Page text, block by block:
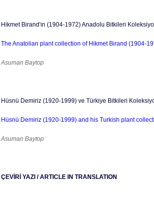
Hikmet Birand'ın (1904-1972) Anadolu Bitkileri
The Anatolian plant collection of Hikmet Birand (1904-
Asuman Baytop
Hüsnü Demiriz (1920-1999) ve Türkiye Bitkileri
Hüsnü Demiriz (1920-1999) and his Turkish plant
Asuman Baytop
ÇEVİRİ YAZI / ARTICLE IN TRANSLATION